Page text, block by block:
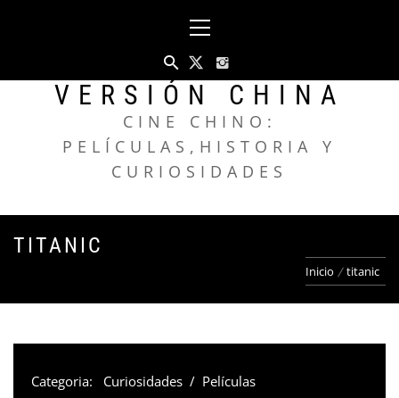
principal
VERSIÓN CHINA
CINE CHINO:
PELÍCULAS,HISTORIA Y
CURIOSIDADES
TITANIC
Inicio titanic
Categoria: Curiosidades / Películas